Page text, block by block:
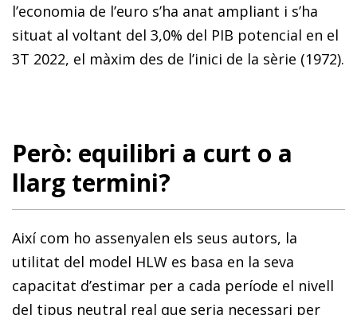
l’economia de l’euro s’ha anat ampliant i s’ha
situat al voltant del 3,0% del PIB potencial en el
3T 2022, el màxim des de l’inici de la sèrie (1972).
Però: equilibri a curt o a
llarg termini?
Així com ho assenyalen els seus autors, la
utilitat del model HLW es basa en la seva
capacitat d’estimar per a cada període el nivell
del tipus neutral real que seria necessari per